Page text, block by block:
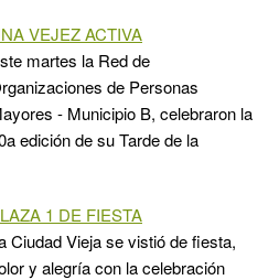
VEJEZ ACTIVA
martes la Red de
de Personas
- Municipio B, celebraron la
edición de su Tarde de la
1 DE FIESTA
Ciudad Vieja se vistió de fiesta,
y alegría con la celebración